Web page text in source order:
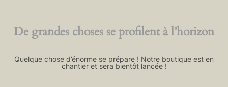
De grandes choses se profilent à l’horizon
Quelque chose d’énorme se prépare ! Notre boutique est en
chantier et sera bientôt lancée !